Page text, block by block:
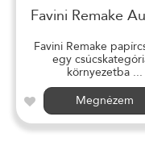
Favini Remake
Favini Remake
egy
környezetba ...
Megnézem